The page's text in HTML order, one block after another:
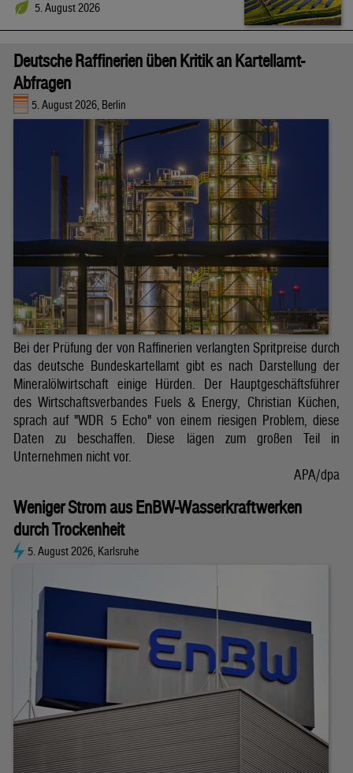
5. August 2026
Deutsche Raffinerien üben Kritik an Kartellamt-
Abfragen
5. August 2026, Berlin
Bei der Prüfung der von Raffinerien verlangten Spritpreise durch
das deutsche Bundeskartellamt gibt es nach Darstellung der
Mineralölwirtschaft einige Hürden. Der Hauptgeschäftsführer
des Wirtschaftsverbandes Fuels & Energy, Christian Küchen,
sprach auf "WDR 5 Echo" von einem riesigen Problem, diese
Daten zu beschaffen. Diese lägen zum großen Teil in
Unternehmen nicht vor.
APA/dpa
Weniger Strom aus EnBW-Wasserkraftwerken
durch Trockenheit
5. August 2026, Karlsruhe